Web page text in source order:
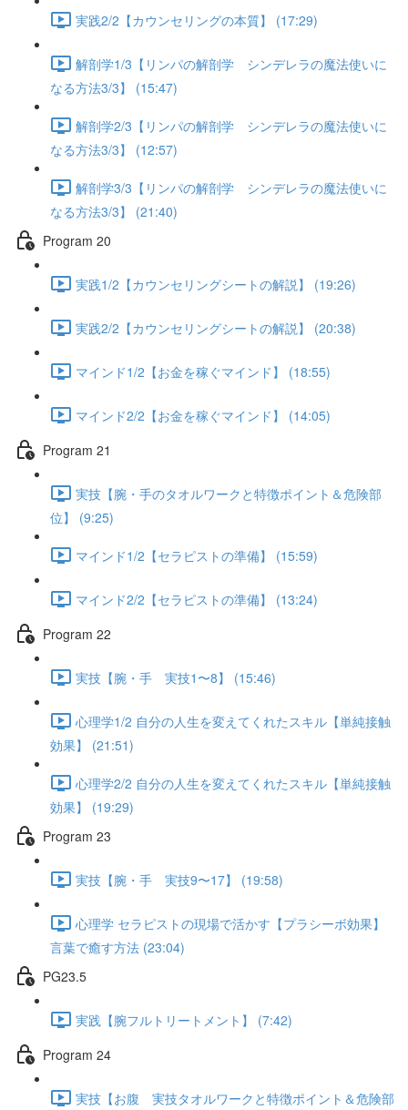
実践2/2【カウンセリングの本質】 (17:29)
解剖学1/3【リンパの解剖学 シンデレラの魔法使いに
なる方法3/3】 (15:47)
解剖学2/3【リンパの解剖学 シンデレラの魔法使いに
なる方法3/3】 (12:57)
解剖学3/3【リンパの解剖学 シンデレラの魔法使いに
なる方法3/3】 (21:40)
Program 20
実践1/2【カウンセリングシートの解説】 (19:26)
実践2/2【カウンセリングシートの解説】 (20:38)
マインド1/2【お金を稼ぐマインド】 (18:55)
マインド2/2【お金を稼ぐマインド】 (14:05)
Program 21
実技【腕・手のタオルワークと特徴ポイント＆危険部
位】 (9:25)
マインド1/2【セラピストの準備】 (15:59)
マインド2/2【セラピストの準備】 (13:24)
Program 22
実技【腕・手 実技1〜8】 (15:46)
心理学1/2 自分の人生を変えてくれたスキル【単純接触
効果】 (21:51)
心理学2/2 自分の人生を変えてくれたスキル【単純接触
効果】 (19:29)
Program 23
実技【腕・手 実技9〜17】 (19:58)
心理学 セラピストの現場で活かす【プラシーボ効果】
言葉で癒す方法 (23:04)
PG23.5
実践【腕フルトリートメント】 (7:42)
Program 24
実技【お腹 実技タオルワークと特徴ポイント＆危険部